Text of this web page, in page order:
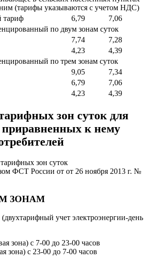
(тарифы указываются с учетом НДС)
тариф
6,79
7,06
по двум зонам суток
7,74
7,28
4,23
4,39
по трем зонам суток
9,05
7,34
6,79
7,06
4,23 4,39
зон суток для
приравненных к нему
зон суток
ФСТ России от от 26 ноября 2013 г. №
ЗОНАМ
учет электроэнергии-день
зона) с 7-00 до 23-00 часов
зона) с 23-00 до 7-00 часов